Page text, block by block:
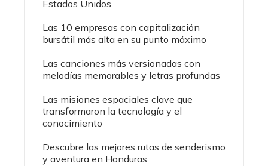
Estados Unidos
Las 10 empresas con capitalización
bursátil más alta en su punto máximo
Las canciones más versionadas con
melodías memorables y letras profundas
Las misiones espaciales clave que
transformaron la tecnología y el
conocimiento
Descubre las mejores rutas de senderismo
y aventura en Honduras